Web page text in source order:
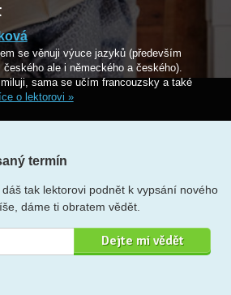
se věnuji výuce jazyků (především
českého ale i německého a českého).
sama se učím francouzsky a také
o lektorovi »
termín
tak lektorovi podnět k vypsání nového
dáme ti obratem vědět.